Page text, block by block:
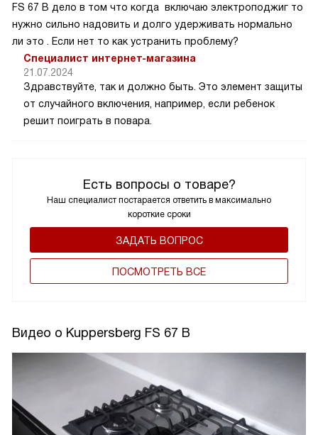
Есть вопросы о товаре?
Наш специалист постарается ответить в максимально
короткие сроки
ЗАДАТЬ ВОПРОС
ПОCМОТРЕТЬ ВСЕ
FS 67 B дело в том что когда включаю электроподжиг то
нужно сильно надовить и долго удерживать нормально
ли это . Если нет то как устранить проблему?
Специалист интернет-магазина
21.07.2024
Здравствуйте, так и должно быть. Это элемент защиты
от случайного включения, например, если ребенок
решит поиграть в повара.
Видео о Kuppersberg FS 67 B